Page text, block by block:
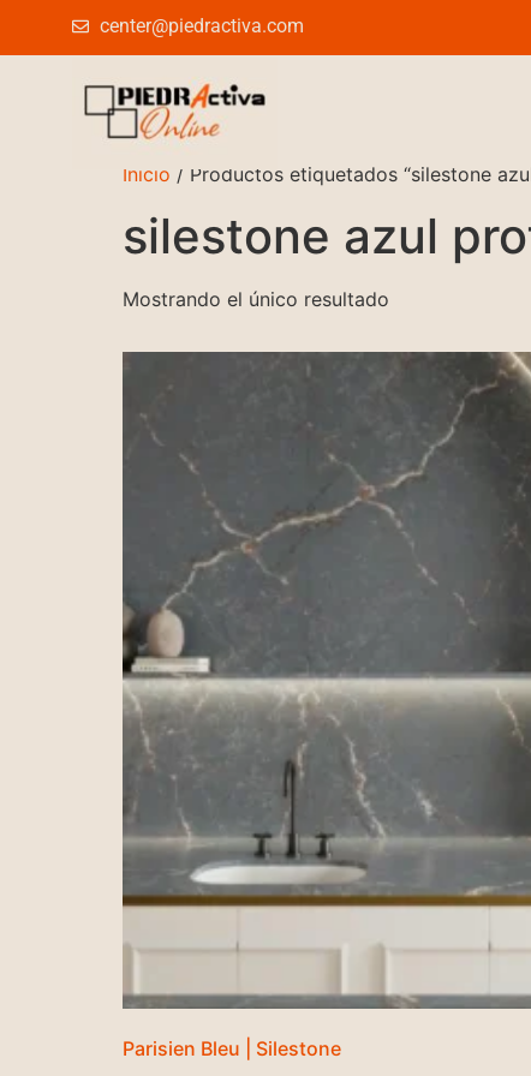
center@piedractiva.com
Inicio / Productos etiquetados “silestone
silestone azul
Mostrando el único resultado
Parisien Bleu | Silestone